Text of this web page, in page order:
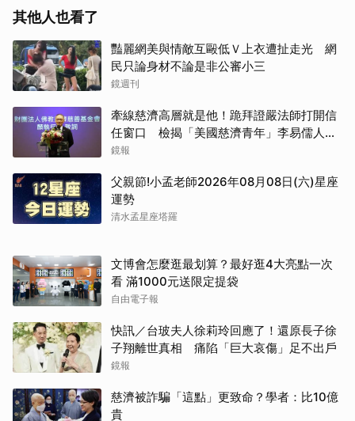
其他人也看了
豔麗網美與情敵互毆低Ｖ上衣遭扯走光 網
民只論身材不論是非公審小三
鏡週刊
牽線慈濟高層就是他！跪拜證嚴法師打開信
任窗口 檢揭「美國慈濟青年」李易儒人脈
網絡
鏡報
父親節!小孟老師2026年08月08日(六)星座
運勢
清水孟星座塔羅
文博會怎麼逛最划算？最好逛4大亮點一次
看 滿1000元送限定提袋
自由電子報
快訊／台玻夫人徐莉玲回應了！還原長子徐
子翔離世真相 痛陷「巨大哀傷」足不出戶
鏡報
慈濟被詐騙「這點」更致命？學者：比10億
貴